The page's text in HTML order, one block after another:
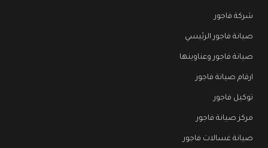
شركة فاجور
صيانة فاجور الرئيسي
صيانة فاجور وعناوينها
ارقام صيانة فاجور
توكيل فاجور
مركز صيانة فاجور
صيانة غسالات فاجور